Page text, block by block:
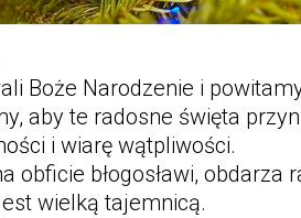
Boże Narodzenie i
aby te radosne święta
i wiarę wątpliwości.
obficie błogosławi,
wielką tajemnicą.